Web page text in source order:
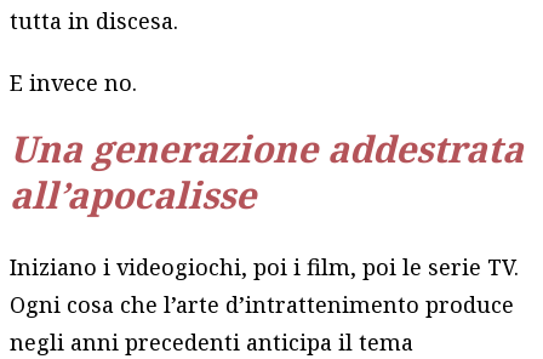
tutta in discesa.
E invece no.
Una generazione addestrata
all’apocalisse
Iniziano i videogiochi, poi i film, poi le serie TV.
Ogni cosa che l’arte d’intrattenimento produce
negli anni precedenti anticipa il tema